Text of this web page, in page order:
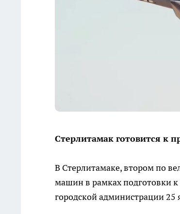
Стерлитамак готовится к
В Стерлитамаке, втором по
машин в рамках подготовки
городской администрации 25